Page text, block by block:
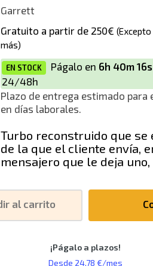
Garrett
Gratuito a partir de 250€
más)
EN STOCK Págalo en 6h 40m 15s
24/48h
Plazo de entrega estimado para
en días laborales.
Turbo reconstruido que se
de la que el cliente envía,
mensajero que le deja
al carrito